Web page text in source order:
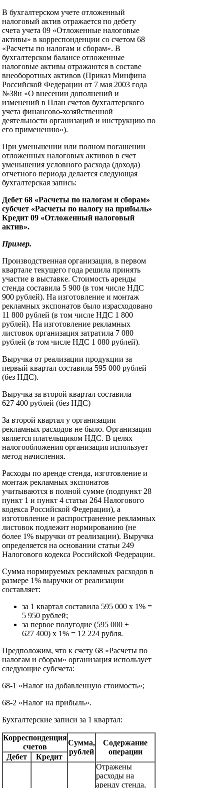
В бухгалтерском учете отложенный
налоговый актив отражается по дебету
счета учета 09 «Отложенные налоговые
активы» в корреспонденции со счетом 68
«Расчеты по налогам и сборам». В
бухгалтерском балансе отложенные
налоговые активы отражаются в составе
внеоборотных активов (Приказ Минфина
Российской Федерации от 7 мая 2003 года
№38н «О внесении дополнений и
изменений в План счетов бухгалтерского
учета финансово-хозяйственной
деятельности организаций и инструкцию по
его применению»).
При уменьшении или полном погашении
отложенных налоговых активов в счет
уменьшения условного расхода (дохода)
отчетного периода делается следующая
бухгалтерская запись:
Дебет 68 «Расчеты по налогам и сборам»
субсчет «Расчеты по налогу на прибыль»
Кредит 09 «Отложенный налоговый
актив».
Пример.
Производственная организация, в первом
квартале текущего года решила принять
участие в выставке. Стоимость аренды
стенда составила 5 900 (в том числе НДС
900 рублей). На изготовление и монтаж
рекламных экспонатов было израсходовано
11 800 рублей (в том числе НДС 1 800
рублей). На изготовление рекламных
листовок организация затратила 7 080
рублей (в том числе НДС 1 080 рублей).
Выручка от реализации продукции за
первый квартал составила 595 000 рублей
(без НДС).
Выручка за второй квартал составила
627 400 рублей (без НДС)
За второй квартал у организации
рекламных расходов не было. Организация
является плательщиком НДС. В целях
налогообложения организация использует
метод начисления.
Расходы по аренде стенда, изготовление и
монтаж рекламных экспонатов
учитываются в полной сумме (подпункт 28
пункт 1 и пункт 4 статьи 264 Налогового
кодекса Российской Федерации), а
изготовление и распространение рекламных
листовок подлежит нормированию (не
более 1% выручки от реализации). Выручка
определяется на основании статьи 249
Налогового кодекса Российской Федерации.
Сумма нормируемых рекламных расходов в
размере 1% выручки от реализации
составляет:
за 1 квартал составила 595 000 х 1% =
5 950 рублей;
за первое полугодие (595 000 +
627 400) х 1% = 12 224 рубля.
Предположим, что к счету 68 «Расчеты по
налогам и сборам» организация использует
следующие субсчета:
68-1 «Налог на добавленную стоимость»;
68-2 «Налог на прибыль».
Бухгалтерские записи за 1 квартал:
Корреспонденция
счетов
Сумма,
рублей
Содержание
операции
Дебет
Кредит
Отражены
расходы на
аренду стенда,